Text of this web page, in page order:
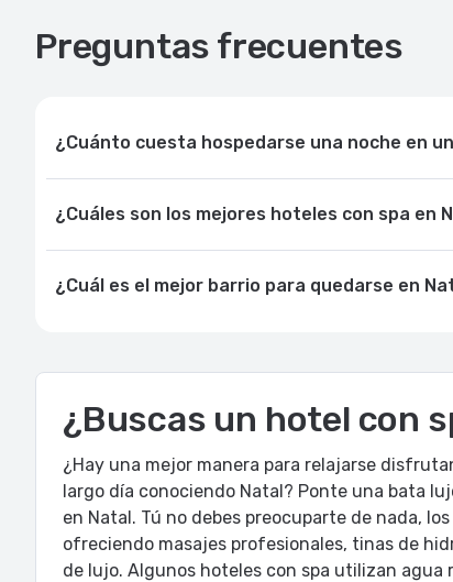
Preguntas frecuentes
¿Cuánto cuesta hospedarse una noche en
¿Cuáles son los mejores hoteles con spa en
¿Cuál es el mejor barrio para quedarse en
¿Buscas un hotel con
¿Hay una mejor manera para relajarse
largo día conociendo Natal? Ponte una bata
en Natal. Tú no debes preocuparte de nada,
ofreciendo masajes profesionales, tinas de
de lujo. Algunos hoteles con spa utilizan